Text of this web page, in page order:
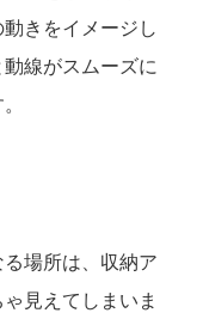
きをイメージし
線がスムーズに
場所は、収納ア
見えてしまいま